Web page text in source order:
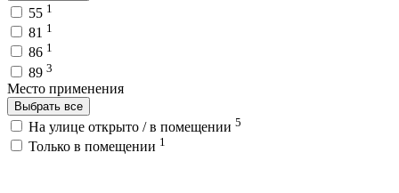
55 1
81 1
86 1
89 3
Место применения
Выбрать все
На улице открыто / в помещении 5
Только в помещении 1